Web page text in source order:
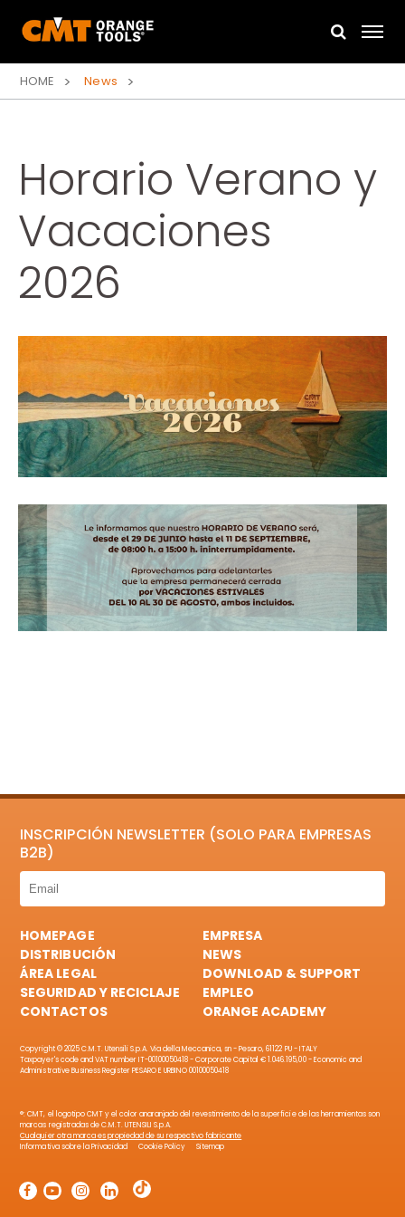
HOME News
Horario Verano y
Vacaciones
2026
INSCRIPCIÓN NEWSLETTER (SOLO PARA EMPRESAS
B2B)
HOMEPAGE
EMPRESA
DISTRIBUCIÓN
NEWS
ÁREA LEGAL
DOWNLOAD & SUPPORT
SEGURIDAD Y RECICLAJE
EMPLEO
CONTACTOS
ORANGE ACADEMY
Copyright © 2025 C.M.T. Utensili S.p.A. Via della Meccanica, sn - Pesaro, 61122 PU - ITALY
Taxpayer's code and VAT number IT-00100050418 - Corporate Capital € 1.046.195,00 - Economic and
Administrative Business Register PESARO E URBINO 00100050418
®: CMT, el logotipo CMT y el color anaranjado del revestimiento de la superficie de las herramientas son
marcas registradas de C.M.T. UTENSILI S.p.A.
Cualquier otra marca es propiedad de su respectivo fabricante
Informativa sobre la Privacidad
Cookie Policy Sitemap